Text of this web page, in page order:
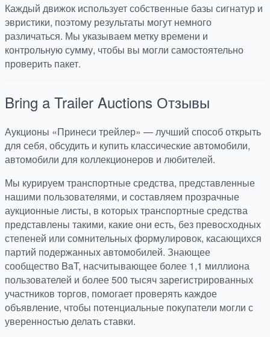
Каждый движок использует собственные базы сигнатур и
эвристики, поэтому результаты могут немного
различаться. Мы указываем метку времени и
контрольную сумму, чтобы вы могли самостоятельно
проверить пакет.
Bring a Trailer Auctions Отзывы
Аукционы «Принеси трейлер» — лучший способ открыть
для себя, обсудить и купить классические автомобили,
автомобили для коллекционеров и любителей.
Мы курируем транспортные средства, представленные
нашими пользователями, и составляем прозрачные
аукционные листы, в которых транспортные средства
представлены такими, какие они есть, без превосходных
степеней или сомнительных формулировок, касающихся
партий подержанных автомобилей. Знающее
сообщество BaT, насчитывающее более 1,1 миллиона
пользователей и более 500 тысяч зарегистрированных
участников торгов, помогает проверять каждое
объявление, чтобы потенциальные покупатели могли с
уверенностью делать ставки.